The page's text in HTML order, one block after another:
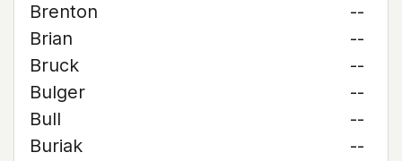
Brenton
--
Brian
--
Bruck
--
Bulger
--
Bull
--
Buriak
--